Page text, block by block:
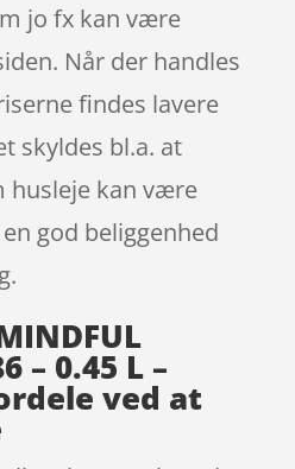
jo fx kan være
Når der handles
findes lavere
skyldes bl.a. at
husleje kan være
god beliggenhed
– 0.45 L –
ved at